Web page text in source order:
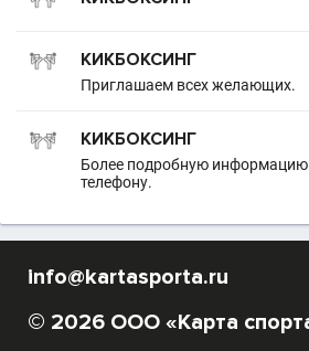
КИКБОКСИНГ
Приглашаем всех желающих.
КИКБОКСИНГ
Более подробную информацию
телефону.
info@kartasporta.ru
© 2026 ООО «Карта